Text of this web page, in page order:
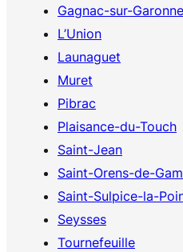
Gagnac-sur-Garonne
L’Union
Launaguet
Muret
Pibrac
Plaisance-du-Touch
Saint-Jean
Saint-Orens-de-
Saint-Sulpice-la-
Seysses
Tournefeuille